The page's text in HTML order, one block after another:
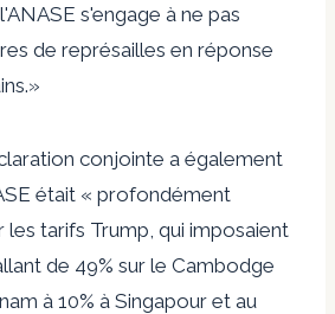
s'engage à ne pas
de représailles en réponse
conjointe a également
était « profondément
tarifs Trump, qui imposaient
de 49% sur le Cambodge
à 10% à Singapour et au